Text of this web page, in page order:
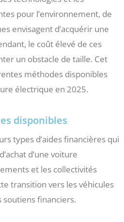
pour l’environnement, de
envisagent d’acquérir une
le coût élevé de ces
un obstacle de taille. Cet
méthodes disponibles
électrique en 2025.
disponibles
types d’aides financières qui
d’une voiture
et les collectivités
transition vers les véhicules
financiers.